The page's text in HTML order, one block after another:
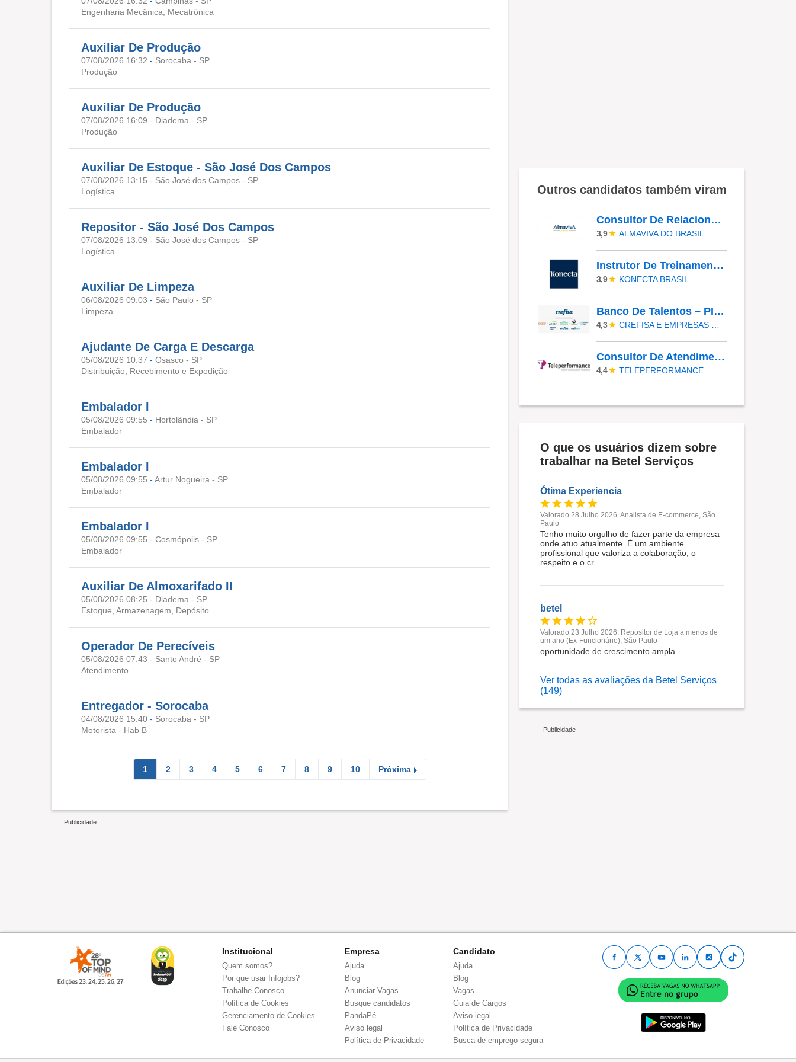
Engenharia Mecânica, Mecatrônica
Auxiliar De Produção
07/08/2026 16:32 - Sorocaba - SP
Produção
Auxiliar De Produção
07/08/2026 16:09 - Diadema - SP
Produção
Auxiliar De Estoque - São José Dos Campos
07/08/2026 13:15 - São José dos Campos - SP
Logística
Repositor - São José Dos Campos
07/08/2026 13:09 - São José dos Campos - SP
Logística
Auxiliar De Limpeza
06/08/2026 09:03 - São Paulo - SP
Limpeza
Ajudante De Carga E Descarga
05/08/2026 10:37 - Osasco - SP
Distribuição, Recebimento e Expedição
Embalador I
05/08/2026 09:55 - Hortolândia - SP
Embalador
Embalador I
05/08/2026 09:55 - Artur Nogueira - SP
Embalador
Embalador I
05/08/2026 09:55 - Cosmópolis - SP
Embalador
Auxiliar De Almoxarifado II
05/08/2026 08:25 - Diadema - SP
Estoque, Armazenagem, Depósito
Operador De Perecíveis
05/08/2026 07:43 - Santo André - SP
Atendimento
Entregador - Sorocaba
04/08/2026 15:40 - Sorocaba - SP
Motorista - Hab B
1 2 3 4 5 6 7 8 9 10 Próxima
Outros candidatos também viram
Consultor De Relacionamento - Ribeirão Preto
3,9 ALMAVIVA DO BRASIL
Instrutor De Treinamento Jr
3,9 KONECTA BRASIL
Banco De Talentos – PINDAMONHANGABA
4,3
Consultor De Atendimento - Companhia Aérea | Inglês Intermediário B2 | Parnamirim/RN
4,4 TELEPERFORMANCE
O que os usuários dizem sobre
trabalhar na Betel Serviços
Ótima Experiencia
Valorado 28 Julho 2026. Analista de E-commerce, São
Paulo
Tenho muito orgulho de fazer parte da empresa
onde atuo atualmente. É um ambiente
profissional que valoriza a colaboração, o
respeito e o cr...
betel
Valorado 23 Julho 2026. Repositor de Loja a menos de
um ano (Ex-Funcionário), São Paulo
oportunidade de crescimento ampla
Ver todas as avaliações da Betel Serviços
(149)
Institucional
Quem somos?
Por que usar Infojobs?
Trabalhe Conosco
Política de Cookies
Gerenciamento de Cookies
Fale Conosco
Empresa
Ajuda
Blog
Anunciar Vagas
Busque candidatos
PandaPé
Aviso legal
Política de Privacidade
Candidato
Ajuda
Blog
Vagas
Guia de Cargos
Aviso legal
Política de Privacidade
Busca de emprego segura